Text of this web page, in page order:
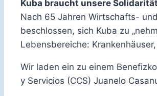
Kuba braucht unsere
Nach 65 Jahren Wirtschafts-
beschlossen, sich Kuba zu
Lebensbereiche:
Wir laden ein zu einem
y Servicios (CCS) Juanelo